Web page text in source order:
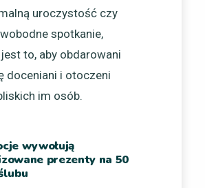
uroczystość czy
spotkanie,
to, aby obdarowani
doceniani i otoczeni
im osób.
wywołują
prezenty na 50